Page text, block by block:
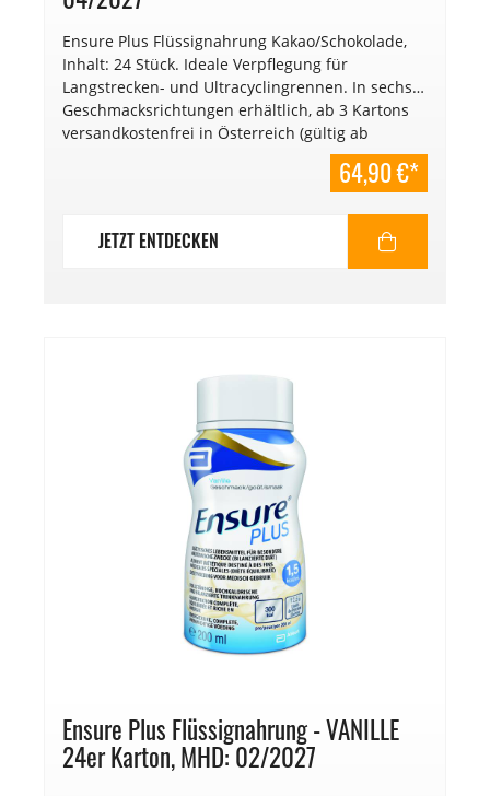
Ensure Plus Flüssignahrung Kakao/Schokolade,
Inhalt: 24 Stück. Ideale Verpflegung für
Langstrecken- und Ultracyclingrennen. In sechs
Geschmacksrichtungen erhältlich, ab 3 Kartons
versandkostenfrei in Österreich (gültig ab
13,52/l. Mindesthaltbarkeitsdatum: 04/2027.
64,90 €*
JETZT ENTDECKEN
Ensure Plus Flüssignahrung - VANILLE
24er Karton, MHD: 02/2027